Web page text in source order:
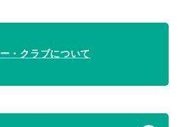
・クラブについて